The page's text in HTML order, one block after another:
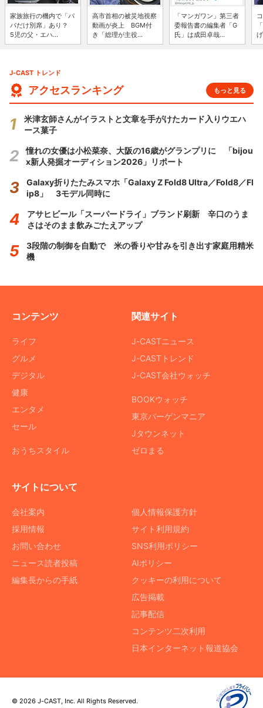
家族旅行の機内で「パ
パだけ別席」あり？
5児の父・エハ...
高市首相の被災地視察
動画が炎上 BGM付
き「総理が主役...
「マンガワン」第三者
委報告書の編集者「G
氏」は成田卓哉...
J-CAST トレンド
アクセスランキング もっと見る
米津玄師さんがイラストと文章を手がけたカード入りウエハ
ース菓子
憧れの女優は小松菜奈、大阪の16歳がグランプリに 「bijou
x新人発掘オーディション2026」リポート
Galaxy折りたたみスマホ「Galaxy Z Fold8 Ultra／Fold8／Fl
ip8」 3モデル同時に
アサヒビール「スーパードライ」ブランド刷新 辛口のうま
さはそのまま飲みごたえアップ
3段階の制御を自動で 米の香りや甘みを引き出す家庭用精米
機
コンテンツ
ライフ
グルメ
デジタル
健康
エンタメ
セール
おうちスタイル
関連サイト
J-CASTニュース
J-CASTトレンド
J-CAST会社ウォッチ
BOOKウォッチ
東京バーゲンマニア
Jタウンネット
ゼロまる
サイトについて
会社案内
採用情報
お問い合わせ
ニュース読者投稿
編集長からの手紙
個人情報保護方針
サイト利用規約
SNS利用ポリシー
AIポリシー
クッキーの利用について
広告掲載
記事配信
コンテンツ二次利用
日本インターネット報道協会
© 2026 J-CAST, Inc. All Rights Reserved.